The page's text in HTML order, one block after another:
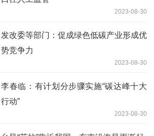
2023-08-30
发改委等部门：促成绿色低碳产业形成优
势竞争力
2023-08-30
李春临：有计划分步骤实施“碳达峰十大
行动”
2023-08-30